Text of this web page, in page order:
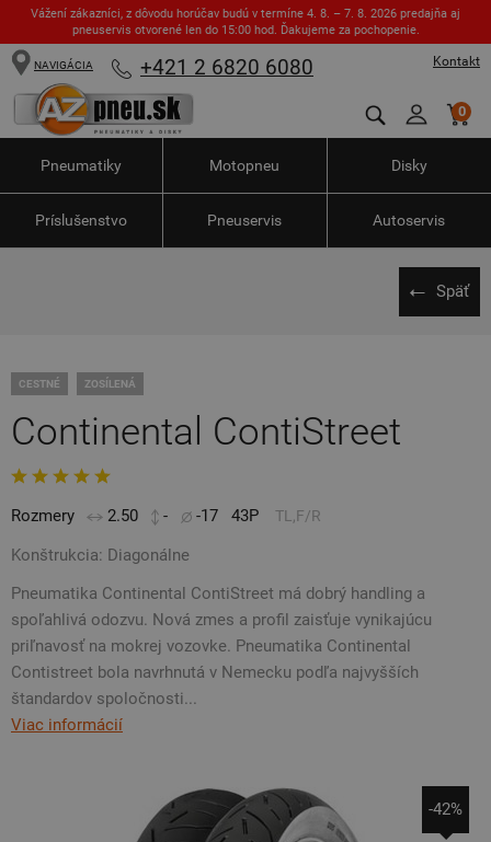
Vážení zákazníci, z dôvodu horúčav budú v termíne 4. 8. – 7. 8. 2026 predajňa aj
pneuservis otvorené len do 15:00 hod. Ďakujeme za pochopenie.
Kontakt
NAVIGÁCIA +421 2 6820 6080
0
Pneumatiky Motopneu Disky
Príslušenstvo Pneuservis Autoservis
Späť
CESTNÉ ZOSÍLENÁ
Continental ContiStreet
Rozmery 2.50 - -17 43P TL,F/R
Konštrukcia: Diagonálne
Pneumatika Continental ContiStreet má dobrý handling a
spoľahlivá odozvu. Nová zmes a profil zaisťuje vynikajúcu
priľnavosť na mokrej vozovke. Pneumatika Continental
Contistreet bola navrhnutá v Nemecku podľa najvyšších
štandardov spoločnosti...
Viac informácií
-42%